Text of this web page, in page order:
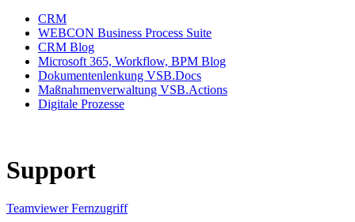
CRM
WEBCON Business Process Suite
CRM Blog
Microsoft 365, Workflow, BPM Blog
Dokumentenlenkung VSB.Docs
Maßnahmenverwaltung VSB.Actions
Digitale Prozesse
Support
Teamviewer Fernzugriff